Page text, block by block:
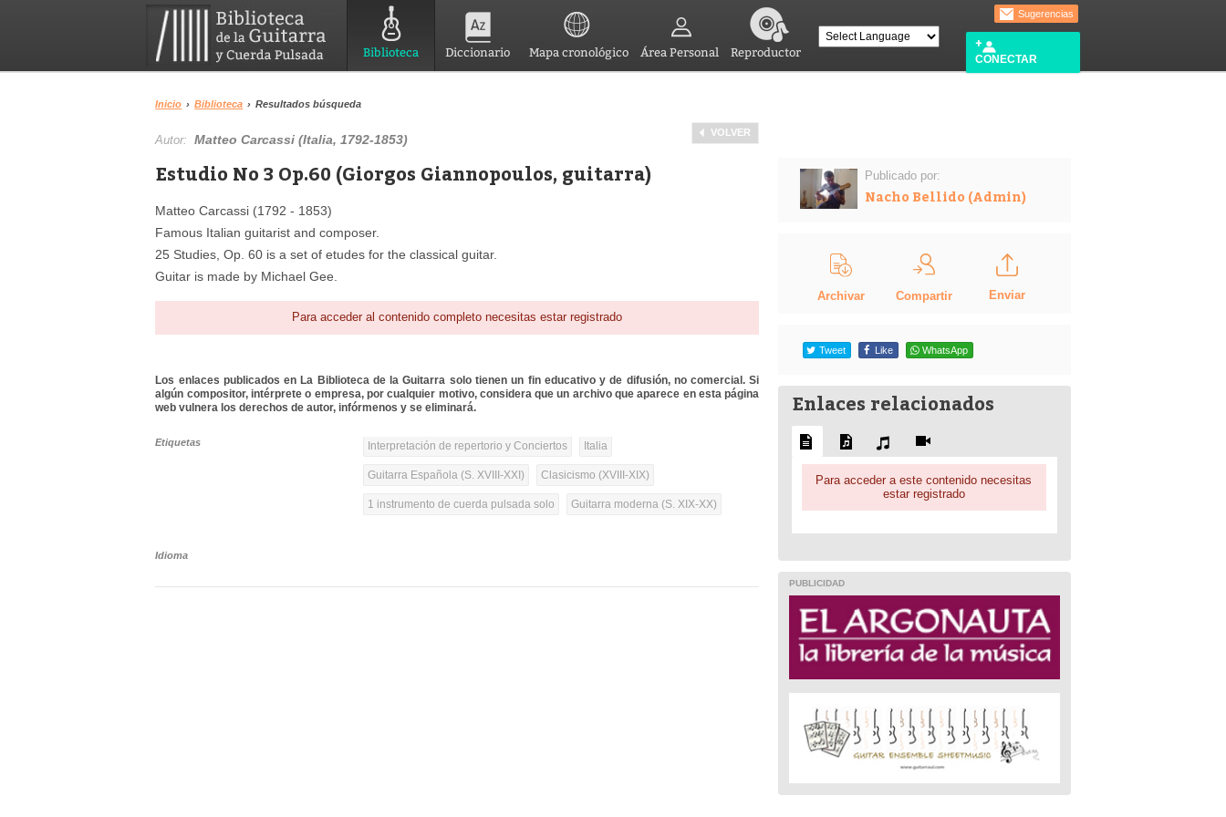
Biblioteca Diccionario Mapa cronológico Área Personal Reproductor
Sugerencias
CONECTAR
Inicio › Biblioteca › Resultados búsqueda
VOLVER
Autor:Matteo Carcassi (Italia, 1792-1853)
Estudio No 3 Op.60 (Giorgos Giannopoulos, guitarra)
Matteo Carcassi (1792 - 1853)
Famous Italian guitarist and composer.
25 Studies, Op. 60 is a set of etudes for the classical guitar.
Guitar is made by Michael Gee.
Para acceder al contenido completo necesitas estar registrado
Los enlaces publicados en La Biblioteca de la Guitarra solo tienen un fin educativo y de difusión, no comercial. Si
algún compositor, intérprete o empresa, por cualquier motivo, considera que un archivo que aparece en esta página
web vulnera los derechos de autor, infórmenos y se eliminará.
Etiquetas Interpretación de repertorio y Conciertos Italia
Guitarra Española (S. XVIII-XXI) Clasicismo (XVIII-XIX)
1 instrumento de cuerda pulsada solo Guitarra moderna (S. XIX-XX)
Idioma
Publicado por:
Nacho Bellido (Admin)
Archivar Compartir Enviar
Tweet Like WhatsApp
Enlaces relacionados
Para acceder a este contenido necesitas
estar registrado
PUBLICIDAD